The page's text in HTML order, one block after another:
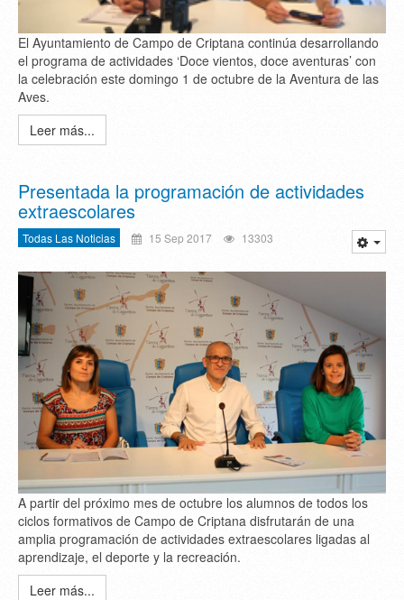
El Ayuntamiento de Campo de Criptana continúa desarrollando
el programa de actividades ‘Doce vientos, doce aventuras’ con
la celebración este domingo 1 de octubre de la Aventura de las
Aves.
Leer más...
Presentada la programación de actividades
extraescolares
Todas Las Noticias 15 Sep 2017 13303
A partir del próximo mes de octubre los alumnos de todos los
ciclos formativos de Campo de Criptana disfrutarán de una
amplia programación de actividades extraescolares ligadas al
aprendizaje, el deporte y la recreación.
Leer más...